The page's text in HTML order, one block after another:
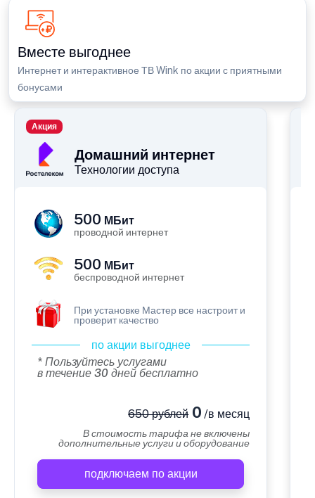
Вместе выгоднее
Интернет и интерактивное ТВ Wink по акции с приятными
бонусами
Домашний интернет
Технологии доступа
Акция
500 МБит
проводной интернет
500 МБит
беспроводной интернет
При установке Мастер все настроит и
проверит качество
по акции выгоднее
* Пользуйтесь услугами
в течение 30 дней бесплатно
650 рублей0 /в месяц
В стоимость тарифа не включены
дополнительные услуги и оборудование
подключаем по акции